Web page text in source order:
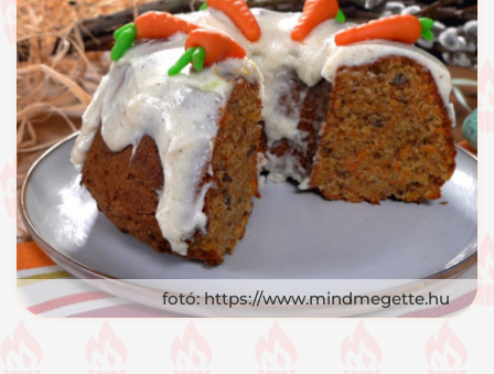
fotó: https://www.mindmegette.hu